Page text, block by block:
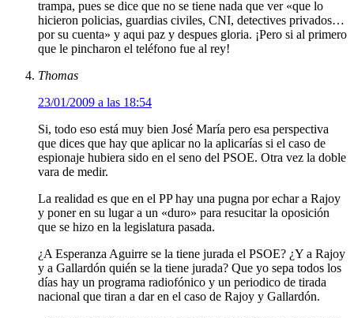
trampa, pues se dice que no se tiene nada que ver «que lo
hicieron policias, guardias civiles, CNI, detectives privados…
por su cuenta» y aqui paz y despues gloria. ¡Pero si al primero
que le pincharon el teléfono fue al rey!
Thomas
23/01/2009 a las 18:54
Si, todo eso está muy bien José María pero esa perspectiva
que dices que hay que aplicar no la aplicarías si el caso de
espionaje hubiera sido en el seno del PSOE. Otra vez la doble
vara de medir.
La realidad es que en el PP hay una pugna por echar a Rajoy
y poner en su lugar a un «duro» para resucitar la oposición
que se hizo en la legislatura pasada.
¿A Esperanza Aguirre se la tiene jurada el PSOE? ¿Y a Rajoy
y a Gallardón quién se la tiene jurada? Que yo sepa todos los
días hay un programa radiofónico y un periodico de tirada
nacional que tiran a dar en el caso de Rajoy y Gallardón.